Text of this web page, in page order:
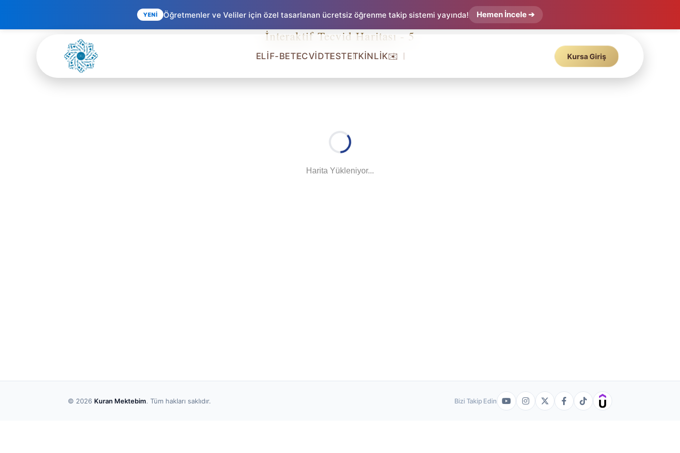
YENİ Öğretmenler ve Veliler için özel tasarlanan ücretsiz öğrenme takip sistemi yayında! Hemen İncele ➔
ELİF-BETECVİDTESTETKİNLİK✉️ Kursa Giriş
İnteraktif Tecvid Haritası - 5
Harita Yükleniyor...
© 2026 Kuran Mektebim. Tüm hakları saklıdır. Bizi Takip Edin